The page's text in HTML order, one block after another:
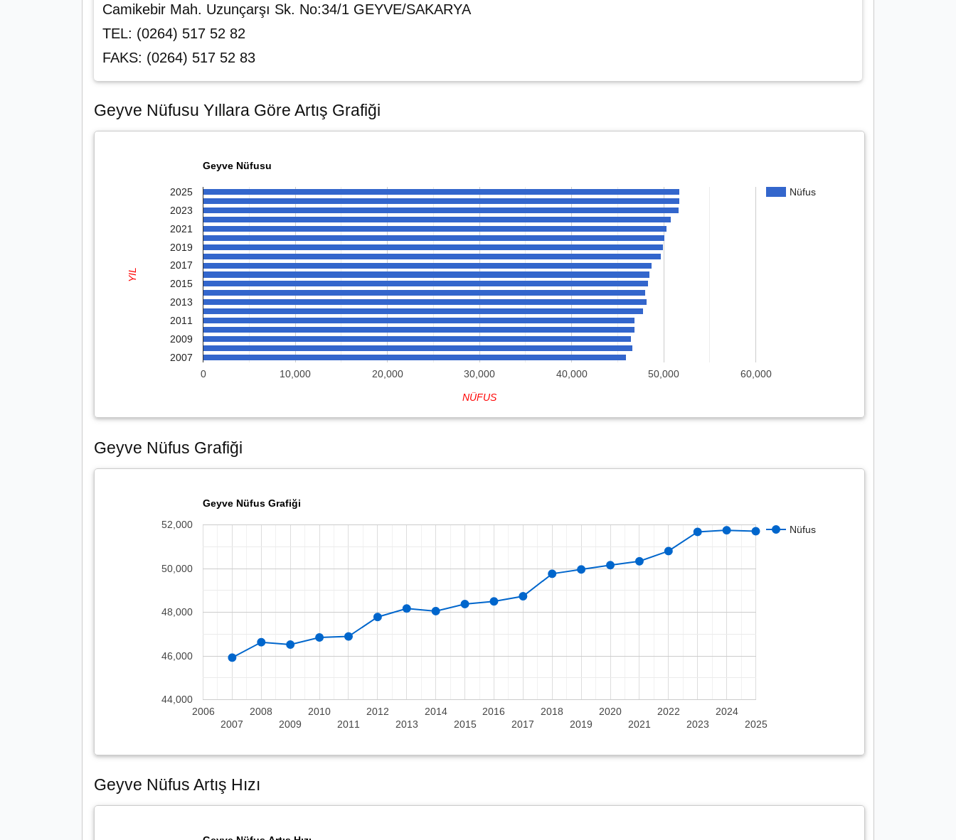
Camikebir Mah. Uzunçarşı Sk. No:34/1 GEYVE/SAKARYA
TEL: (0264) 517 52 82
FAKS: (0264) 517 52 83
Geyve Nüfusu Yıllara Göre Artış Grafiği
Geyve Nüfusu
Nüfus
0 10,000 20,000 30,000 40,000 50,000 60,000
2025
2023
2021
2019
2017
2015
2013
2011
2009
2007
NÜFUS
YIL
Geyve Nüfus Grafiği
Geyve Nüfus Grafiği
Nüfus
2006
2007
2008
2009
2010
2011
2012
2013
2014
2015
2016
2017
2018
2019
2020
2021
2022
2023
2024
2025
44,000
46,000
48,000
50,000
52,000
Geyve Nüfus Artış Hızı